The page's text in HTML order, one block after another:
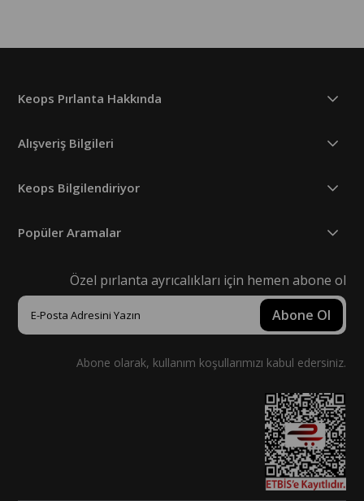
Keops Pırlanta Hakkında
Alışveriş Bilgileri
Keops Bilgilendiriyor
Popüler Aramalar
Özel pırlanta ayrıcalıkları için hemen abone ol
Abone Ol
Abone olarak, kullanım koşullarımızı kabul edersiniz.